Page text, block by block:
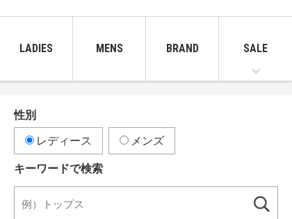
LADIES MENS BRAND SALE
性別
レディース メンズ
キーワードで検索